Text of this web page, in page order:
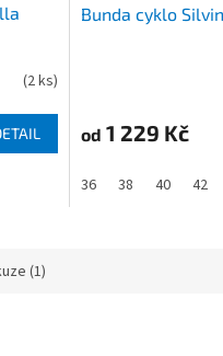
(2 ks)
Bunda cyklo
od 1 229 Kč
36 38 40 42
(1)